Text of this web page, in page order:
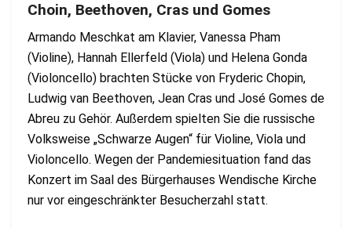
Choin, Beethoven, Cras und Gomes
Armando Meschkat am Klavier, Vanessa Pham
(Violine), Hannah Ellerfeld (Viola) und Helena Gonda
(Violoncello) brachten Stücke von Fryderic Chopin,
Ludwig van Beethoven, Jean Cras und José Gomes de
Abreu zu Gehör. Außerdem spielten Sie die russische
Volksweise „Schwarze Augen“ für Violine, Viola und
Violoncello. Wegen der Pandemiesituation fand das
Konzert im Saal des Bürgerhauses Wendische Kirche
nur vor eingeschränkter Besucherzahl statt.